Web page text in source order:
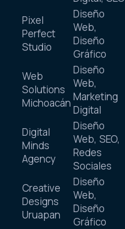
Pixel
Perfect
Studio
Diseño
Web,
Diseño
Gráfico
Web
Solutions
Michoacán
Diseño
Web,
Marketing
Digital
Digital
Minds
Agency
Diseño
Web, SEO,
Redes
Sociales
Creative
Designs
Uruapan
Diseño
Web,
Diseño
Gráfico